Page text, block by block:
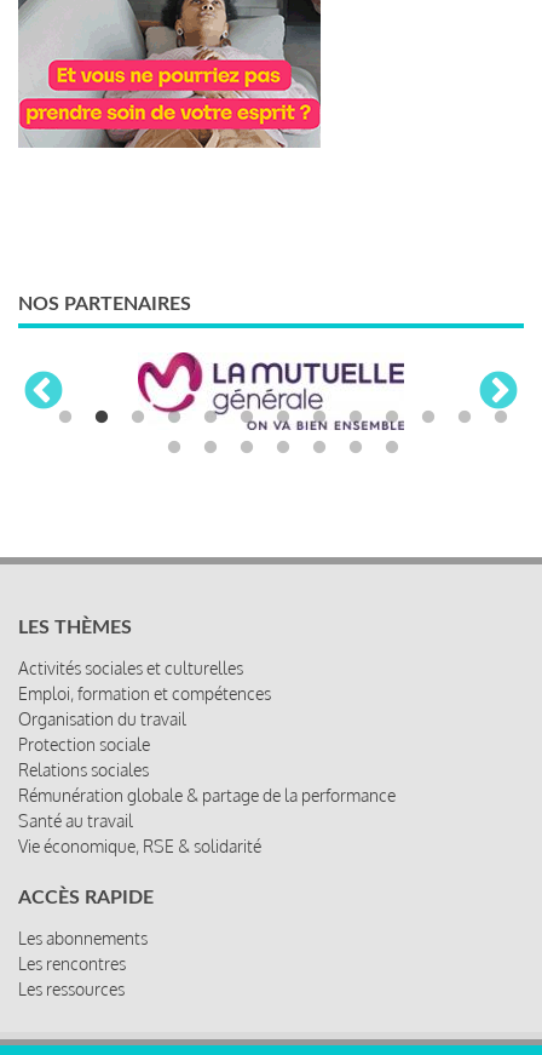
NOS PARTENAIRES
LES THÈMES
Activités sociales et culturelles
Emploi, formation et compétences
Organisation du travail
Protection sociale
Relations sociales
Rémunération globale & partage de la performance
Santé au travail
Vie économique, RSE & solidarité
ACCÈS RAPIDE
Les abonnements
Les rencontres
Les ressources